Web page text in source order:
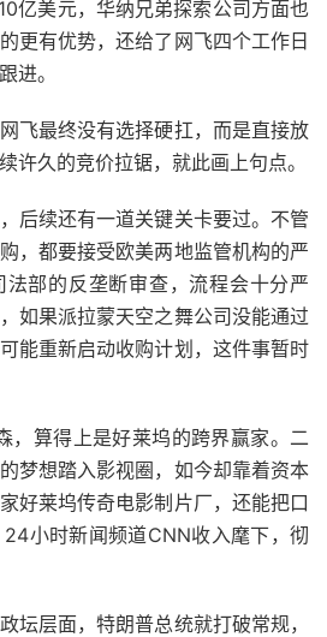
亿美元，华纳兄弟探索公司方面也
更有优势，还给了网飞四个工作日
进。
飞最终没有选择硬扛，而是直接放
许久的竞价拉锯，就此画上句点。
后续还有一道关键关卡要过。不管
，都要接受欧美两地监管机构的严
部的反垄断审查，流程会十分严
如果派拉蒙天空之舞公司没能通过
能重新启动收购计划，这件事暂时
，算得上是好莱坞的跨界赢家。二
梦想踏入影视圈，如今却靠着资本
好莱坞传奇电影制片厂，还能把口
小时新闻频道CNN收入麾下，彻
坛层面，特朗普总统就打破常规，